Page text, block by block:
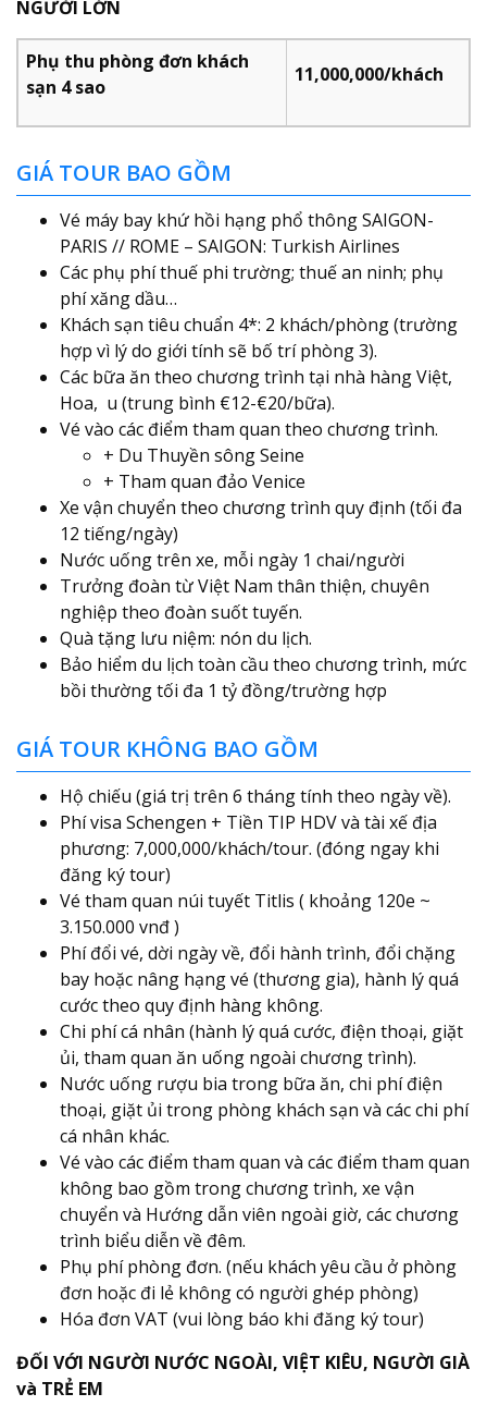
NGƯỜI LỚN
Phụ thu phòng đơn khách
sạn 4 sao
11,000,000/khách
GIÁ TOUR BAO GỒM
Vé máy bay khứ hồi hạng phổ thông SAIGON-
PARIS // ROME – SAIGON: Turkish Airlines
Các phụ phí thuế phi trường; thuế an ninh; phụ
phí xăng dầu…
Khách sạn tiêu chuẩn 4*: 2 khách/phòng (trường
hợp vì lý do giới tính sẽ bố trí phòng 3).
Các bữa ăn theo chương trình tại nhà hàng Việt,
Hoa, u (trung bình €12-€20/bữa).
Vé vào các điểm tham quan theo chương trình.
+ Du Thuyền sông Seine
+ Tham quan đảo Venice
Xe vận chuyển theo chương trình quy định (tối đa
12 tiếng/ngày)
Nước uống trên xe, mỗi ngày 1 chai/người
Trưởng đoàn từ Việt Nam thân thiện, chuyên
nghiệp theo đoàn suốt tuyến.
Quà tặng lưu niệm: nón du lịch.
Bảo hiểm du lịch toàn cầu theo chương trình, mức
bồi thường tối đa 1 tỷ đồng/trường hợp
GIÁ TOUR KHÔNG BAO GỒM
Hộ chiếu (giá trị trên 6 tháng tính theo ngày về).
Phí visa Schengen + Tiền TIP HDV và tài xế địa
phương: 7,000,000/khách/tour. (đóng ngay khi
đăng ký tour)
Vé tham quan núi tuyết Titlis ( khoảng 120e ~
3.150.000 vnđ )
Phí đổi vé, dời ngày về, đổi hành trình, đổi chặng
bay hoặc nâng hạng vé (thương gia), hành lý quá
cước theo quy định hàng không.
Chi phí cá nhân (hành lý quá cước, điện thoại, giặt
ủi, tham quan ăn uống ngoài chương trình).
Nước uống rượu bia trong bữa ăn, chi phí điện
thoại, giặt ủi trong phòng khách sạn và các chi phí
cá nhân khác.
Vé vào các điểm tham quan và các điểm tham quan
không bao gồm trong chương trình, xe vận
chuyển và Hướng dẫn viên ngoài giờ, các chương
trình biểu diễn về đêm.
Phụ phí phòng đơn. (nếu khách yêu cầu ở phòng
đơn hoặc đi lẻ không có người ghép phòng)
Hóa đơn VAT (vui lòng báo khi đăng ký tour)
ĐỐI VỚI NGƯỜI NƯỚC NGOÀI, VIỆT KIÊU, NGƯỜI GIÀ
và TRẺ EM